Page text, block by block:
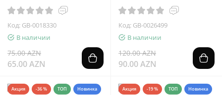
Код: GB-0018330
В наличии
75.00 AZN
65.00 AZN
Код: GB-0026499
В наличии
120.00 AZN
90.00 AZN
Акция -36 % ТОП Новинка Акция -19 % ТОП Новинка